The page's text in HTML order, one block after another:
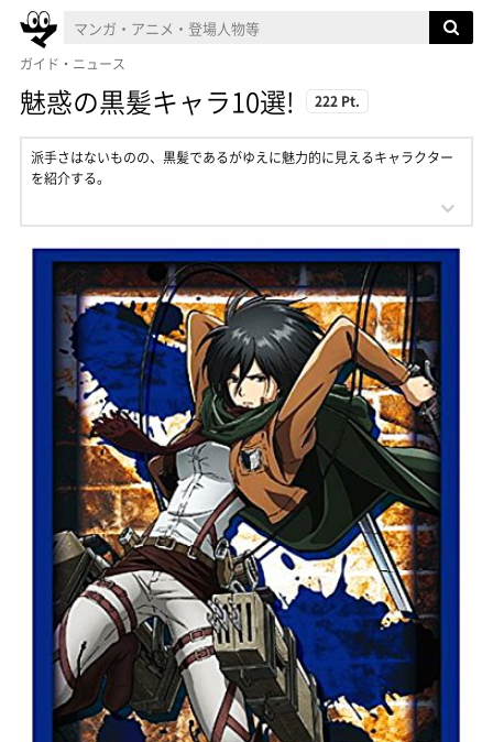
ガイド・ニュース
魅惑の黒髪キャラ10選! 222 Pt.
派手さはないものの、黒髪であるがゆえに魅力的に見えるキャラクター
を紹介する。